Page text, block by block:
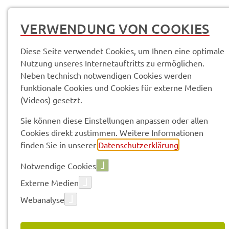
Neuig­kei­ten
VERWENDUNG VON COOKIES
Diese Seite verwendet Cookies, um Ihnen eine optimale
Nutzung unseres Internetauftritts zu ermöglichen.
Neben technisch notwendigen Cookies werden
funktionale Cookies und Cookies für externe Medien
(Videos) gesetzt.
Sie können diese Einstellungen anpassen oder allen
Cookies direkt zustimmen. Weitere Informationen
finden Sie in unserer Datenschutzerklärung
Notwendige Cookies
Externe Medien
Webanalyse